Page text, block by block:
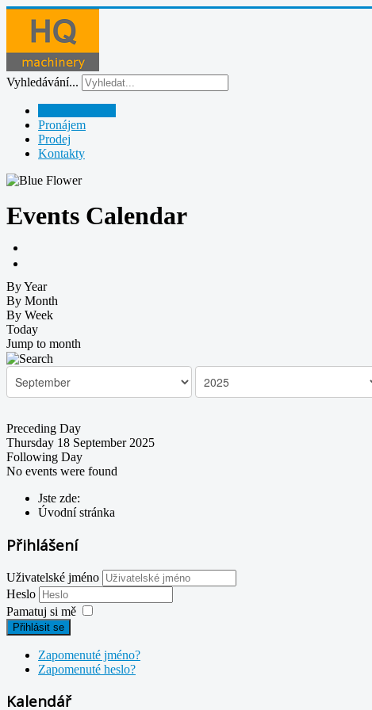
Vyhledávání...
Pronájem
Prodej
Kontakty
Events Calendar
By Year
By Month
By Week
Today
Jump to month
Preceding Day
Thursday 18 September 2025
Following Day
No events were found
Jste zde:
Úvodní stránka
Přihlášení
Uživatelské jméno
Heslo
Pamatuj si mě
Přihlásit se
Zapomenuté jméno?
Zapomenuté heslo?
Kalendář